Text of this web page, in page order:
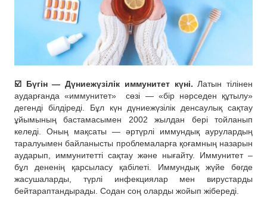
☑️ Бүгін — Дүниежүзілік иммунитет күні. Латын тілінен
аударғанда «иммунитет»
сөзі — «бір нәрседен құтылу»
дегенді білдіреді. Бұл күн дүниежүзілік денсаулық сақтау
ұйымының бастамасымен 2002 жылдан бері тойланып
келеді. Оның мақсаты — әртүрлі иммундық аурулардың
таралуымен байланысты проблемаларға қоғамның назарын
аударып, иммунитетті сақтау және нығайту. Иммунитет –
бұл дененің қарсыласу қабілеті. Иммундық жүйе бөгде
жасушаларды, түрлі инфекциялар мен вирустарды
бейтараптандырады. Содан соң оларды жойып жібереді.